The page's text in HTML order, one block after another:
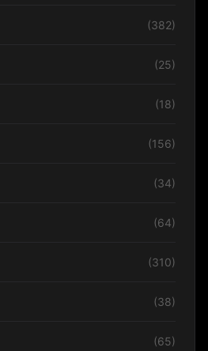
(382)
(25)
(18)
(156)
(34)
(64)
(310)
(38)
(65)